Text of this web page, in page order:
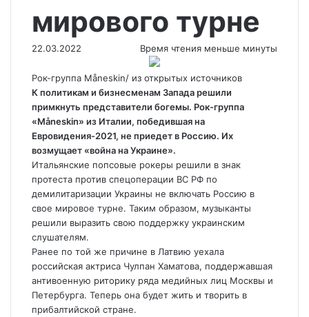
мирового турне
22.03.2022 Время чтения меньше минуты
Рок-группа Måneskin/ из открытых источников
К политикам и бизнесменам Запада решили
примкнуть представители богемы. Рок-группа
«Måneskin» из Италии, победившая на
Евровидения-2021, не приедет в Россию. Их
возмущает «война на Украине».
Итальянские попсовые рокеры решили в знак
протеста против спецоперации ВС РФ по
демилитаризации Украины не включать Россию в
свое мировое турне. Таким образом, музыканты
решили выразить свою поддержку украинским
слушателям.
Ранее по той же причине в Латвию уехала
российская актриса Чулпан Хаматова, поддержавшая
антивоенную риторику ряда медийных лиц Москвы и
Петербурга. Теперь она будет жить и творить в
прибалтийской стране.